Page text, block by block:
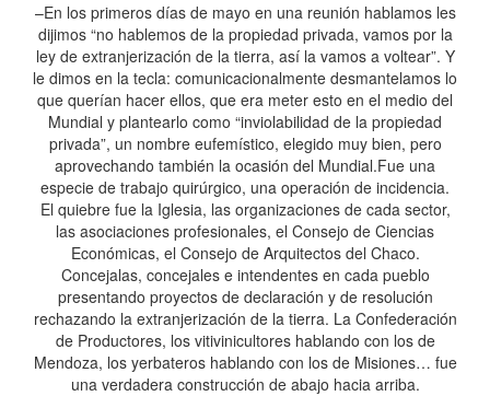
–En los primeros días de mayo en una reunión hablamos les
dijimos “no hablemos de la propiedad privada, vamos por la
ley de extranjerización de la tierra, así la vamos a voltear”. Y
le dimos en la tecla: comunicacionalmente desmantelamos lo
que querían hacer ellos, que era meter esto en el medio del
Mundial y plantearlo como “inviolabilidad de la propiedad
privada”, un nombre eufemístico, elegido muy bien, pero
aprovechando también la ocasión del Mundial.Fue una
especie de trabajo quirúrgico, una operación de incidencia.
El quiebre fue la Iglesia, las organizaciones de cada sector,
las asociaciones profesionales, el Consejo de Ciencias
Económicas, el Consejo de Arquitectos del Chaco.
Concejalas, concejales e intendentes en cada pueblo
presentando proyectos de declaración y de resolución
rechazando la extranjerización de la tierra. La Confederación
de Productores, los vitivinicultores hablando con los de
Mendoza, los yerbateros hablando con los de Misiones… fue
una verdadera construcción de abajo hacia arriba.